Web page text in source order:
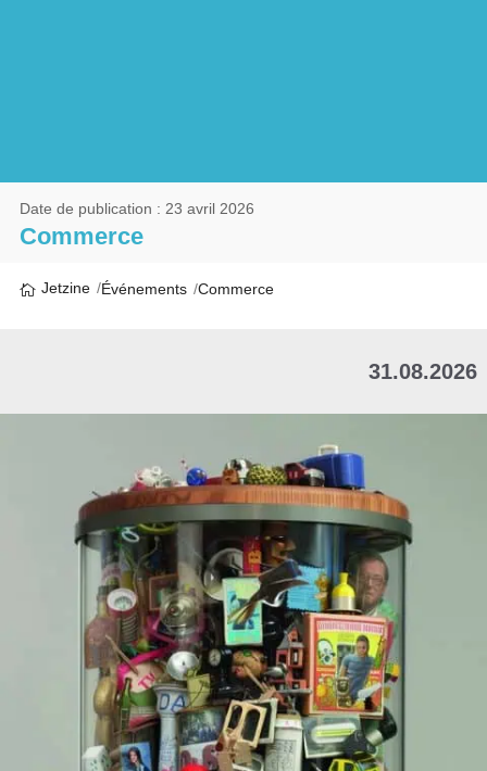
Commerce
Date de publication : 23 avril 2026
Jetzine Événements Commerce
31.08.2026